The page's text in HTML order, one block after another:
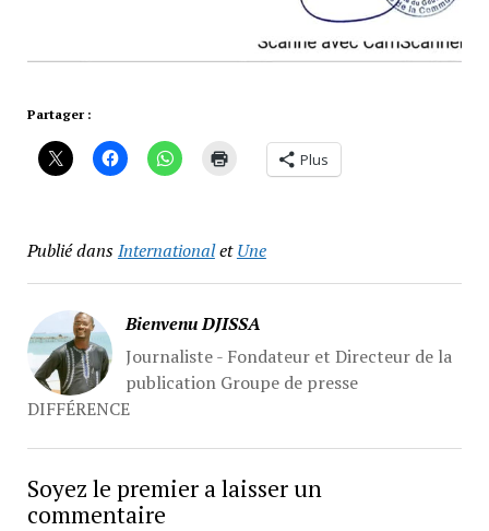
Partager :
Plus
Publié dansInternationaletUne
Bienvenu DJISSA
Journaliste - Fondateur et Directeur de la
publication Groupe de presse
DIFFÉRENCE
Soyez le premier a laisser un
commentaire